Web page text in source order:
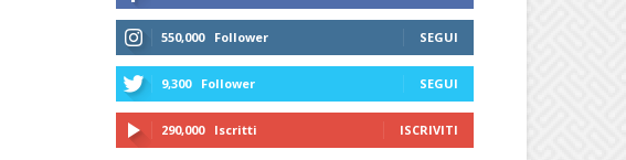
550,000 Follower SEGUI
9,300 Follower SEGUI
290,000 Iscritti ISCRIVITI